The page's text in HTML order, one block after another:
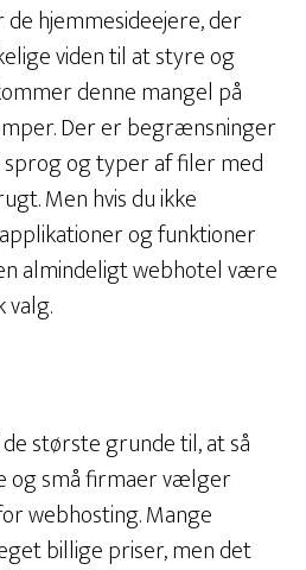
hjemmesideejere, der
viden til at styre og
denne mangel på
Der er begrænsninger
og typer af filer med
Men hvis du ikke
og funktioner
almindeligt webhotel være
største grunde til, at så
og små firmaer vælger
webhosting. Mange
billige priser, men det